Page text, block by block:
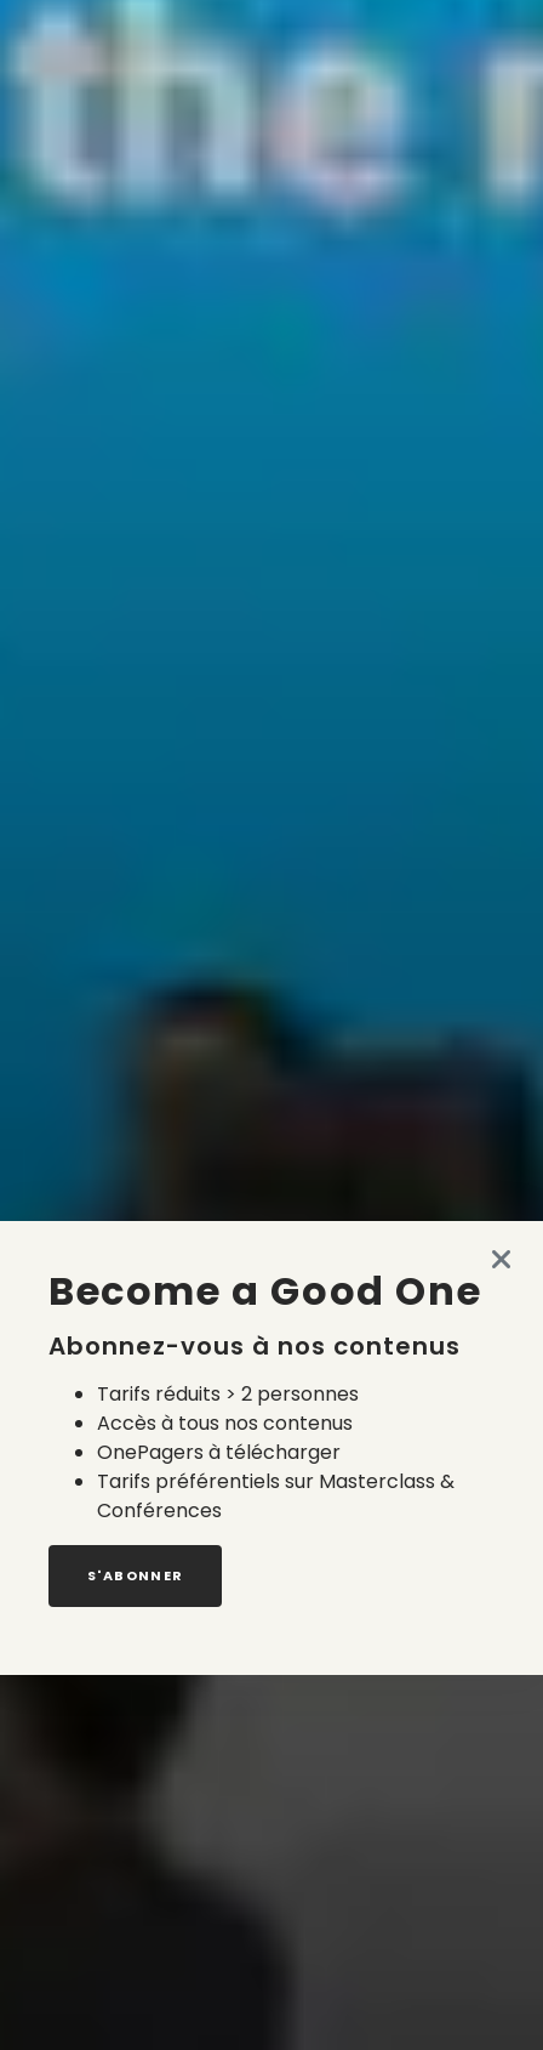
Become a Good One
Abonnez-vous à nos contenus
Tarifs réduits > 2 personnes
Accès à tous nos contenus
OnePagers à télécharger
Tarifs préférentiels sur Masterclass &
Conférences
S'ABONNER